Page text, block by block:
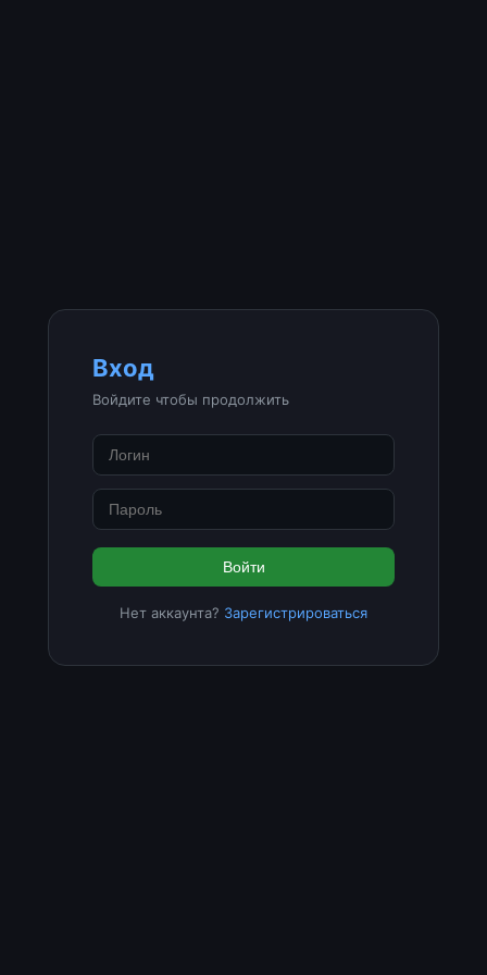
Вход
Войдите чтобы продолжить
Войти
Нет аккаунта? Зарегистрироваться